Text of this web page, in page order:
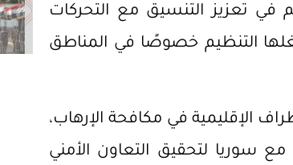
في تعزيز التنسيق مع التحركات
التنظيم خصوصًا في المناطق
الإقليمية في مكافحة الإرهاب،
سوريا لتحقيق التعاون الأمني